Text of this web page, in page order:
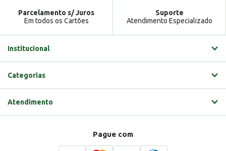
Parcelamento s/ Juros
Em todos os Cartões
Suporte
Atendimento Especializado
Institucional
Categorias
Atendimento
Pague com